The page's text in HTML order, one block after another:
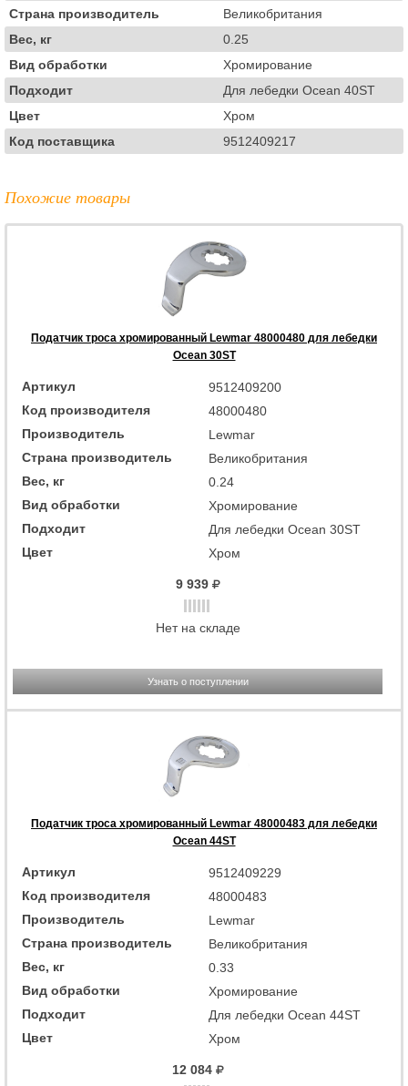
Страна производитель
Великобритания
Вес, кг
0.25
Вид обработки
Хромирование
Подходит
Для лебедки Ocean 40ST
Цвет
Хром
Код поставщика
9512409217
Похожие товары
Податчик троса хромированный Lewmar 48000480 для лебедки
Ocean 30ST
Артикул
9512409200
Код производителя
48000480
Производитель
Lewmar
Страна производитель
Великобритания
Вес, кг
0.24
Вид обработки
Хромирование
Подходит
Для лебедки Ocean 30ST
Цвет
Хром
9 939
Нет на складе
Узнать о поступлении
Податчик троса хромированный Lewmar 48000483 для лебедки
Ocean 44ST
Артикул
9512409229
Код производителя
48000483
Производитель
Lewmar
Страна производитель
Великобритания
Вес, кг
0.33
Вид обработки
Хромирование
Подходит
Для лебедки Ocean 44ST
Цвет
Хром
12 084